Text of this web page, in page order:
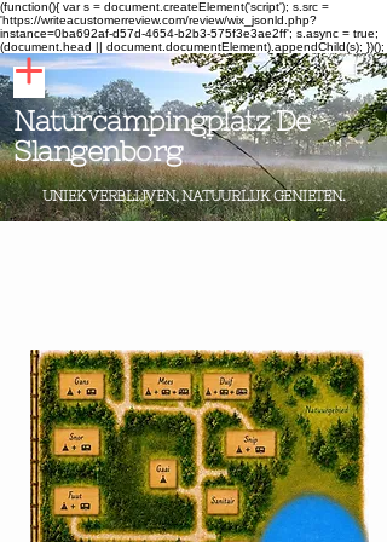
(function(){ var s = document.createElement('script'); s.src =
'https://writeacustomerreview.com/review/wix_jsonld.php?
instance=0ba692af-d57d-4654-b2b3-575f3e3ae2ff'; s.async = true;
(document.head || document.documentElement).appendChild(s); })();
Naturcampingplatz De
Slangenborg
UNIEK VERBLIJVEN, NATUURLIJK GENIETEN.